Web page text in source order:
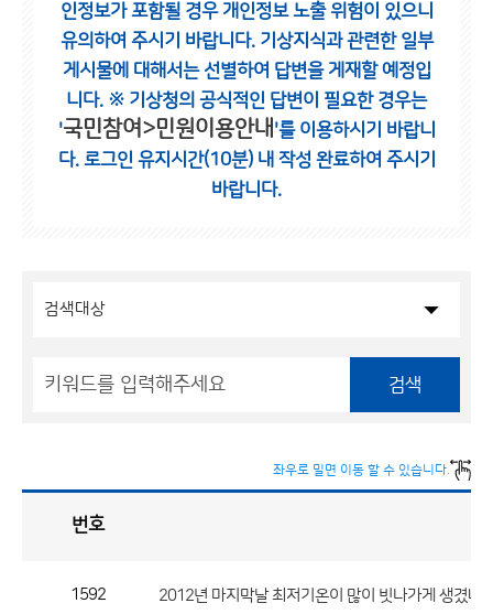
인정보가 포함될 경우 개인정보 노출 위험이 있으니
유의하여 주시기 바랍니다. 기상지식과 관련한 일부
게시물에 대해서는 선별하여 답변을 게재할 예정입
니다. ※ 기상청의 공식적인 답변이 필요한 경우는
'국민참여>민원이용안내 '를 이용하시기 바랍니
다. 로그인 유지시간(10분) 내 작성 완료하여 주시기
바랍니다.
검색
좌우로 밀면 이동 할 수 있습니다.
번호
1592 2012년 마지막날 최저기온이 많이 빗나가게 생겼네